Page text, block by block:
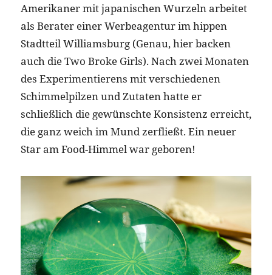
Amerikaner mit japanischen Wurzeln arbeitet
als Berater einer Werbeagentur im hippen
Stadtteil Williamsburg (Genau, hier backen
auch die Two Broke Girls). Nach zwei Monaten
des Experimentierens mit verschiedenen
Schimmelpilzen und Zutaten hatte er
schließlich die gewünschte Konsistenz erreicht,
die ganz weich im Mund zerfließt. Ein neuer
Star am Food-Himmel war geboren!